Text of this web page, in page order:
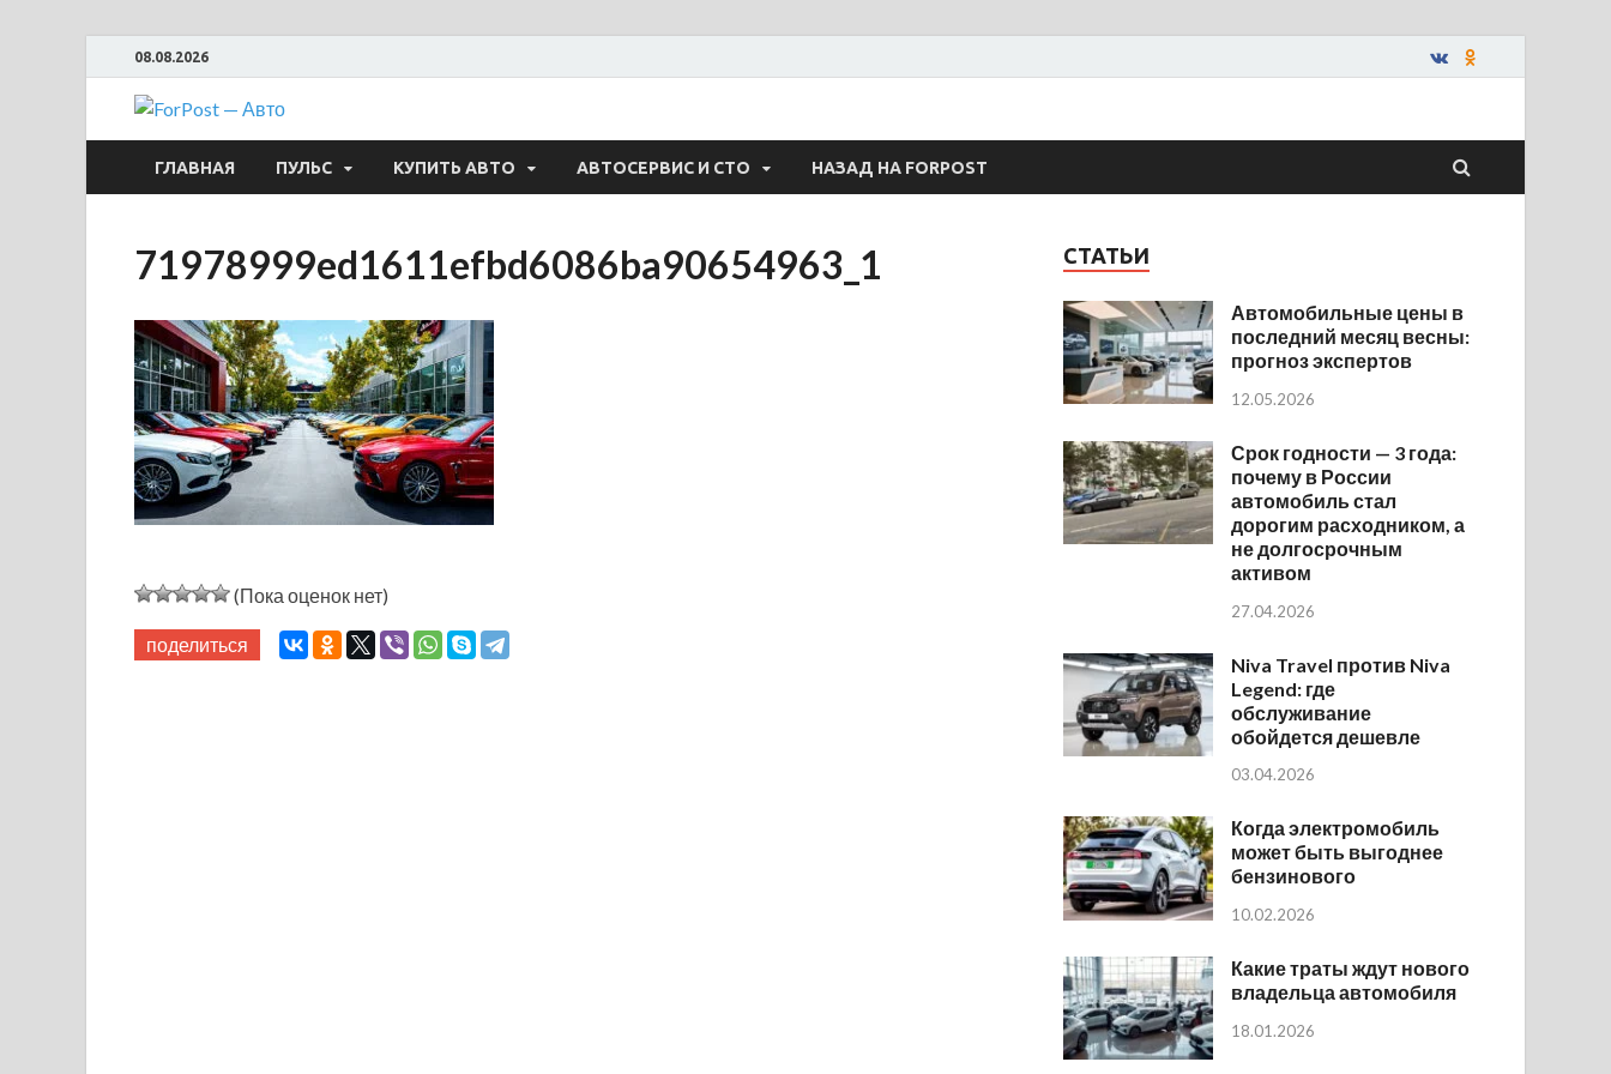
08.08.2026
ForPost — Авто
ГЛАВНАЯ ПУЛЬС КУПИТЬ АВТО АВТОСЕРВИС И СТО НАЗАД НА FORPOST
71978999ed1611efbd6086ba90654963_1
(Пока оценок нет)
поделиться
СТАТЬИ
Автомобильные цены в
последний месяц весны:
прогноз экспертов
12.05.2026
Срок годности — 3 года:
почему в России
автомобиль стал
дорогим расходником, а
не долгосрочным
активом
27.04.2026
Niva Travel против Niva
Legend: где
обслуживание
обойдется дешевле
03.04.2026
Когда электромобиль
может быть выгоднее
бензинового
10.02.2026
Какие траты ждут нового
владельца автомобиля
18.01.2026